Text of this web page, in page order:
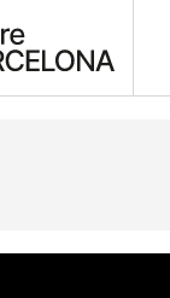
Fitxa artística